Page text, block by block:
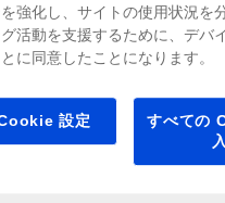
液晶ディスプレイ（非光沢
強化し、サイトの使用状況を
活動を支援するために、デバ
に同意したことになります。
設定
すべての